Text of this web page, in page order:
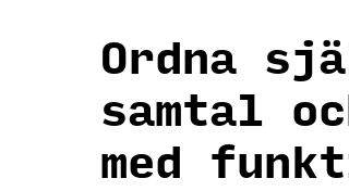
Ordna
samtal
med